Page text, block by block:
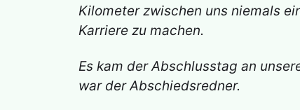
Kilometer zwischen uns niemals
Karriere zu machen.
Es kam der Abschlusstag an
war der Abschiedsredner.